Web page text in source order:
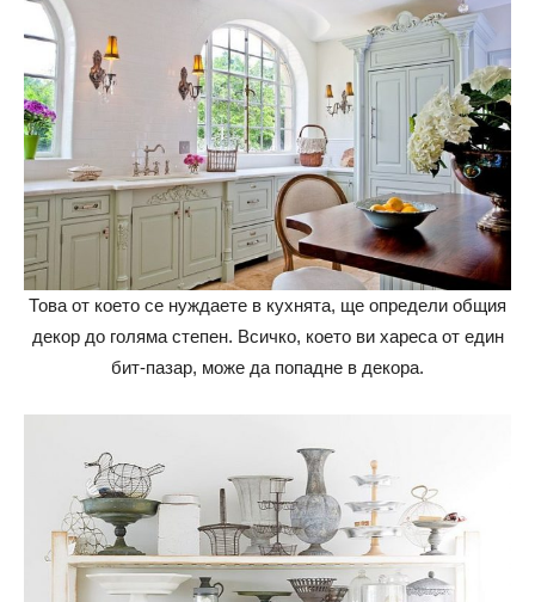
Това от което се нуждаете в кухнята, ще определи общия
декор до голяма степен. Всичко, което ви хареса от един
бит-пазар, може да попадне в декора.